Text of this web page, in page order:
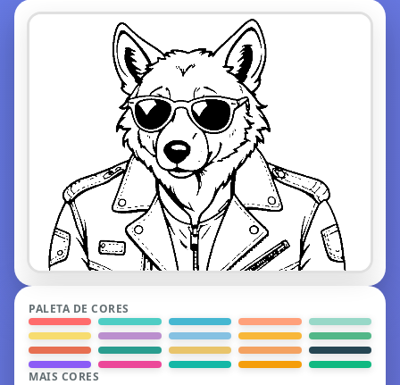
PALETA DE CORES
MAIS CORES